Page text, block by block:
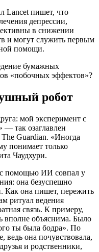
Lancet пишет, что
депрессии,
в снижении
и могут служить первым
помощи.
бумажных
«побочных эффектов»?
робот
мой эксперимент с
так озаглавлен
Guardian. «Иногда
понимает только
Чаудхури.
с помощью ИИ совпал у
она безуспешно
Как она пишет, пережить
ритуал ведения
связь. К примеру,
вполне объяснима. Было
ты была бодра». По
ведь она почувствовала,
и родственники,